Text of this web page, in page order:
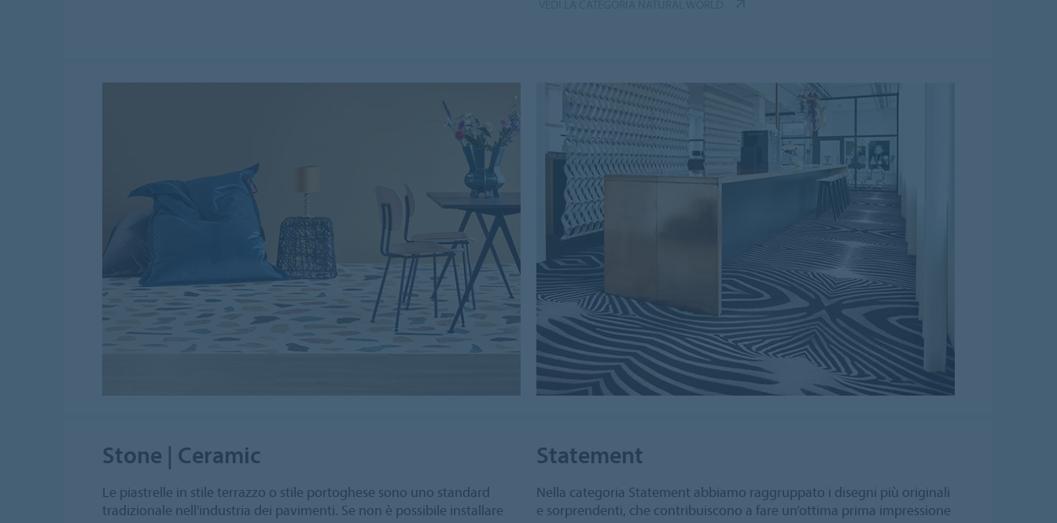
Stone | Ceramic
Le piastrelle in stile terrazzo o stile portoghese sono uno standard
tradizionale nell'industria dei pavimenti. Se non è possibile installare
Statement
Nella categoria Statement abbiamo raggruppato i disegni più originali
e sorprendenti, che contribuiscono a fare un’ottima prima impressione